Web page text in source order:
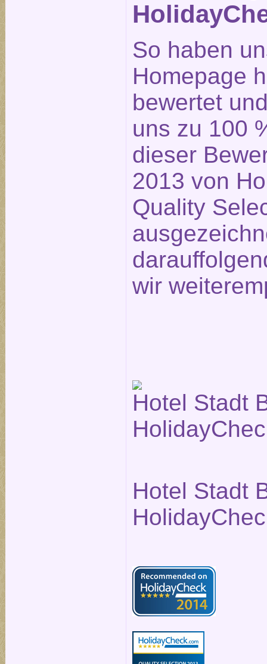
So haben
Homepage
bewertet
uns zu 100
dieser
2013 von
Quality
wir
Hotel Stadt
Hotel Stadt